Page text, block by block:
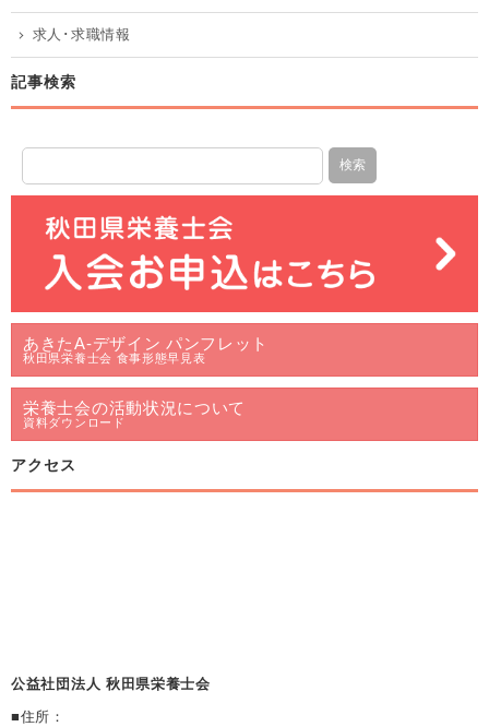
求人･求職情報
記事検索
あきたA-デザイン パンフレット
秋田県栄養士会 食事形態早見表
栄養士会の活動状況について
資料ダウンロード
アクセス
公益社団法人 秋田県栄養士会
■住所：